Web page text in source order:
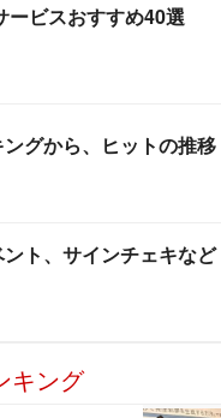
ービスおすすめ40選
グから、ヒットの推移
ト、サインチェキなど
キング